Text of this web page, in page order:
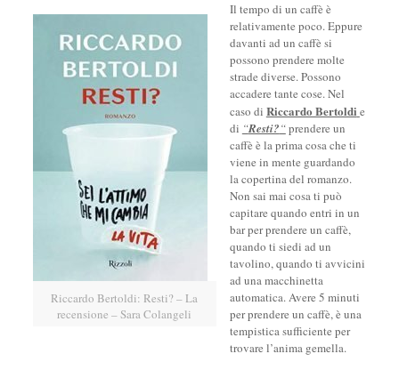
Riccardo Bertoldi: Resti? – La
recensione – Sara Colangeli
Il tempo di un caffè è
relativamente poco. Eppure
davanti ad un caffè si
possono prendere molte
strade diverse. Possono
accadere tante cose. Nel
caso di Riccardo Bertoldi e
di “Resti?“prendere un
caffè è la prima cosa che ti
viene in mente guardando
la copertina del romanzo.
Non sai mai cosa ti può
capitare quando entri in un
bar per prendere un caffè,
quando ti siedi ad un
tavolino, quando ti avvicini
ad una macchinetta
automatica. Avere 5 minuti
per prendere un caffè, è una
tempistica sufficiente per
trovare l’anima gemella.